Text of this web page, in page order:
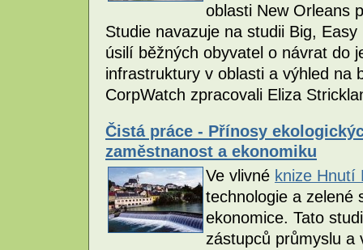
oblasti New Orleans
Studie navazuje na studii Big,
úsilí běžných obyvatel o návrat do
infrastruktury v oblasti a výhled na
CorpWatch zpracovali Eliza
Čistá práce - Přínosy
zaměstnanost a ekonomiku
Ve vlivné knize Hnutí
technologie a zelené
ekonomice. Tato
zástupců průmyslu a